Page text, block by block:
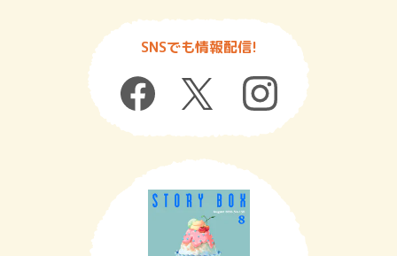
SNSでも情報配信!